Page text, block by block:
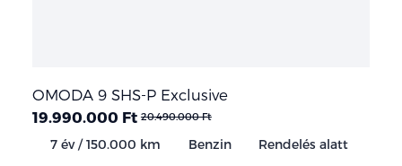
OMODA 9 SHS-P Exclusive
19.990.000 Ft 20.490.000 Ft
7 év / 150.000 km Benzin Rendelés alatt